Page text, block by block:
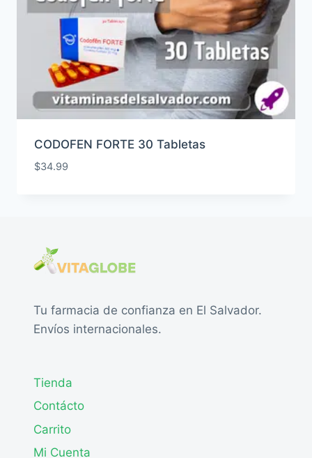
CODOFEN FORTE 30 Tabletas
$34.99
Tu farmacia de confianza en El Salvador.
Envíos internacionales.
Tienda
Contácto
Carrito
Mi Cuenta